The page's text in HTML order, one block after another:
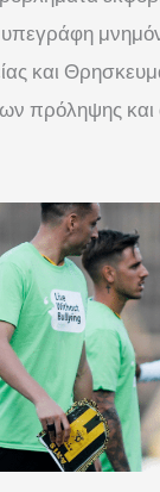
και
πρόληψης και